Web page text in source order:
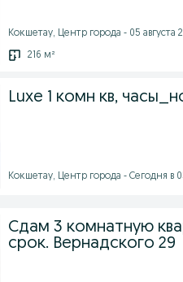
Кокшетау, Центр города - 05 августа
216 м²
Luxe 1 комн кв,
Кокшетау, Центр города - Сегодня в
Сдам 3 комнатную
срок. Вернадского 29